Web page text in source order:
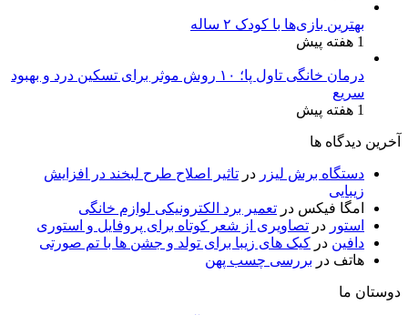
بهترین بازی‌ها با کودک ۲ ساله
1 هفته پیش
درمان خانگی تاول پا؛ ۱۰ روش موثر برای تسکین درد و بهبود
سریع
1 هفته پیش
آخرین دیدگاه ها
دستگاه برش لیزر در تاثیر اصلاح طرح لبخند در افزایش
زیبایی
امگا فیکس در تعمیر برد الکترونیکی لوازم خانگی
استور در تصاویری از شعر کوتاه برای پروفایل و استوری
دافین در کیک های زیبا برای تولد و جشن ها با تم صورتی
هاتف در بررسی چسب پهن
دوستان ما